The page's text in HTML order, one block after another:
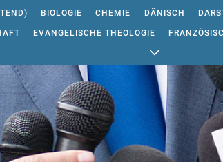
BIOLOGIE CHEMIE DÄNISCH
EVANGELISCHE THEOLOGIE
MUSIK
SPANISCH SPORT TECHNIK TEXTIL